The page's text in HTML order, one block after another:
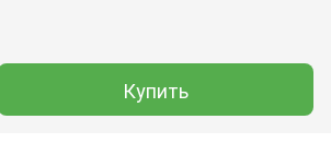
Купить